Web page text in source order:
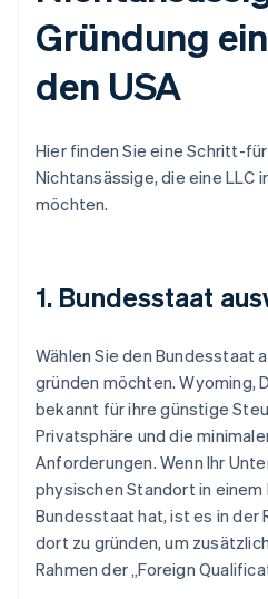
Gründung
den USA
Hier finden Sie eine Schritt-
Nichtansässige, die eine LLC
möchten.
1. Bundesstaat
Wählen Sie den Bundesstaat
gründen möchten. Wyoming,
bekannt für ihre günstige
Privatsphäre und die
Anforderungen. Wenn Ihr
physischen Standort in
Bundesstaat hat, ist es in der
dort zu gründen, um
Rahmen der „Foreign